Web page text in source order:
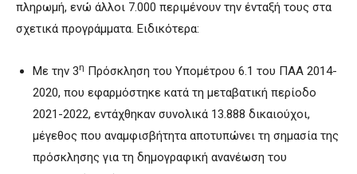
πληρωμή, ενώ άλλοι 7.000 περιμένουν την ένταξή τους στα
σχετικά προγράμματα. Ειδικότερα:
Με την 3η Πρόσκληση του Υπομέτρου 6.1 του ΠΑΑ 2014-
2020, που εφαρμόστηκε κατά τη μεταβατική περίοδο
2021-2022, εντάχθηκαν συνολικά 13.888 δικαιούχοι,
μέγεθος που αναμφισβήτητα αποτυπώνει τη σημασία της
πρόσκλησης για τη δημογραφική ανανέωση του